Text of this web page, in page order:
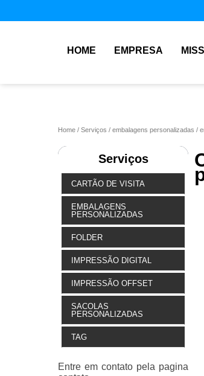
HOME EMPRESA
Home Serviços embalagens personalizadas
Serviços
CARTÃO DE VISITA
EMBALAGENS
PERSONALIZADAS
FOLDER
IMPRESSÃO DIGITAL
IMPRESSÃO OFFSET
SACOLAS
PERSONALIZADAS
TAG